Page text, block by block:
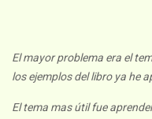
El mayor problema era el
los ejemplos del libro ya he
El tema mas útil fue